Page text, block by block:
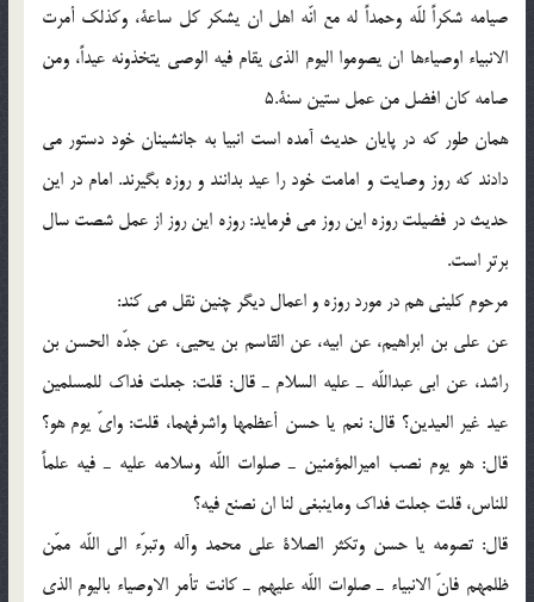
صیامه شکراً للّه وحمداً له مع انّه اهل ان یشکر کل ساعة، وکذلک أمرت
الانبیاء اوصیاءها ان یصوموا الیوم الذی یقام فیه الوصی یتخذونه عیداً، ومن
صامه کان افضل من عمل ستین سنة.5
همان طور که در پایان حدیث آمده است انبیا به جانشینان خود دستور می
دادند که روز وصایت و امامت خود را عید بدانند و روزه بگیرند. امام در این
حدیث در فضیلت روزه این روز می فرماید: روزه این روز از عمل شصت سال
برتر است.
مرحوم کلینی هم در مورد روزه و اعمال دیگر چنین نقل می کند:
عن علی بن ابراهیم، عن ابیه، عن القاسم بن یحیی، عن جدّه الحسن بن
راشد، عن ابی عبداللّه ـ علیه السلام ـ قال: قلت: جعلت فداک للمسلمین
عید غیر العیدین؟ قال: نعم یا حسن أعظمها واشرفهما، قلت: وایّ یوم هو؟
قال: هو یوم نصب امیرالمؤمنین ـ صلوات اللّه وسلامه علیه ـ فیه علماً
للناس، قلت جعلت فداک وماینبغی لنا ان نصنع فیه؟
قال: تصومه یا حسن وتکثر الصلاة علی محمد وآله وتبرّء الی اللّه ممّن
ظلمهم فانّ الانبیاء ـ صلوات اللّه علیهم ـ کانت تأمر الاوصیاء بالیوم الذی